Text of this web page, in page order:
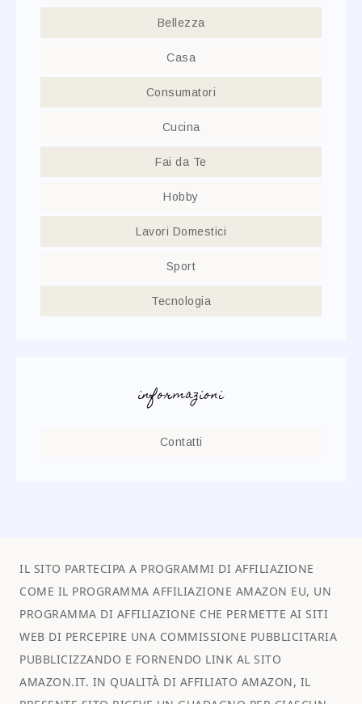
Bellezza
Casa
Consumatori
Cucina
Fai da Te
Hobby
Lavori Domestici
Sport
Tecnologia
informazioni
Contatti
IL SITO PARTECIPA A PROGRAMMI DI AFFILIAZIONE
COME IL PROGRAMMA AFFILIAZIONE AMAZON EU, UN
PROGRAMMA DI AFFILIAZIONE CHE PERMETTE AI SITI
WEB DI PERCEPIRE UNA COMMISSIONE PUBBLICITARIA
PUBBLICIZZANDO E FORNENDO LINK AL SITO
AMAZON.IT. IN QUALITÀ DI AFFILIATO AMAZON, IL